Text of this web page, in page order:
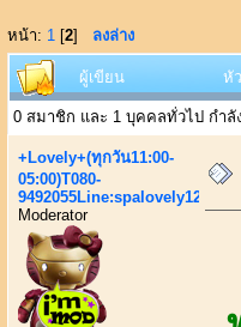
หน้า: 1 [2] ลงล่าง
ผู้เขียน หั
0 สมาชิก และ 1 บุคคลทั่วไป กำลั
+Lovely+(ทุกวัน11:00-
05:00)T080-
9492055Line:spalovely123
Moderator